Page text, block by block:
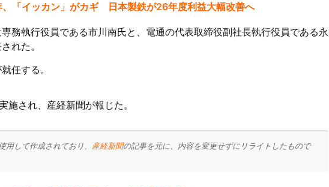
、「イッカン」がカギ 日本製鉄が26年度利益大幅改善へ
務執行役員である市川南氏と、電通の代表取締役副社長執行役員である永
れた。
任する。
施され、産経新聞が報じた。
用して作成されており、 産経新聞の記事を元に、内容を変更せずにリライトしたもので